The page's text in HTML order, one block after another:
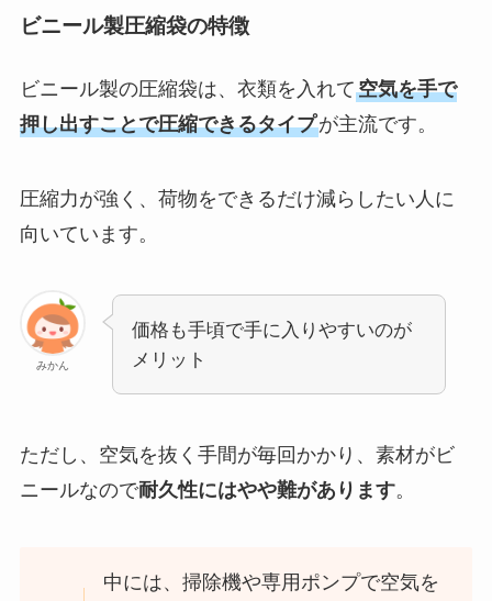
ビニール製圧縮袋の特徴
ビニール製の圧縮袋は、衣類を入れて空気を手で
押し出すことで圧縮できるタイプが主流です。
圧縮力が強く、荷物をできるだけ減らしたい人に
向いています。
みかん
価格も手頃で手に入りやすいのが
メリット
ただし、空気を抜く手間が毎回かかり、素材がビ
ニールなので耐久性にはやや難があります。
中には、掃除機や専用ポンプで空気を